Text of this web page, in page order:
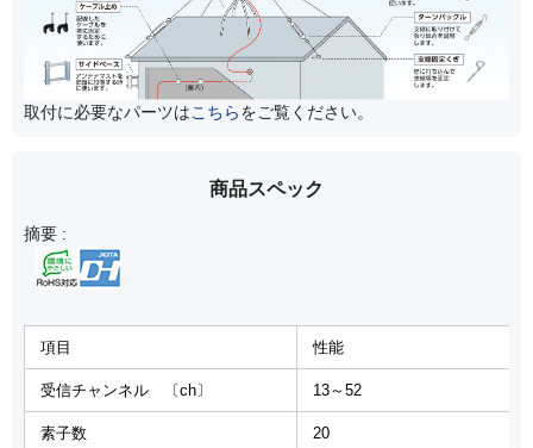
取付に必要なパーツはこちらをご覧ください。
商品スペック
摘要 :
項目 性能
受信チャンネル 〔ch〕 13～52
素子数 20